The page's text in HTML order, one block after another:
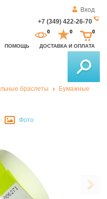
Вход
+7 (349) 422-26-70
ПОМОЩЬ ДОСТАВКА И ОПЛАТА
0 0 0
браслеты
Бумажные
Фото